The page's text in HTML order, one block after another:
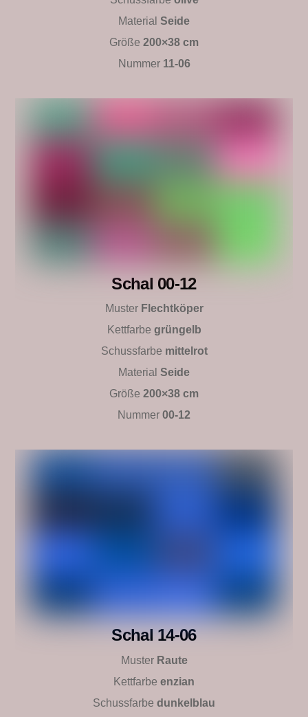
Material Seide
Größe 200×38 cm
Nummer 11-06
Schal 00-12
Muster Flechtköper
Kettfarbe grüngelb
Schussfarbe mittelrot
Material Seide
Größe 200×38 cm
Nummer 00-12
Schal 14-06
Muster Raute
Kettfarbe enzian
Schussfarbe dunkelblau